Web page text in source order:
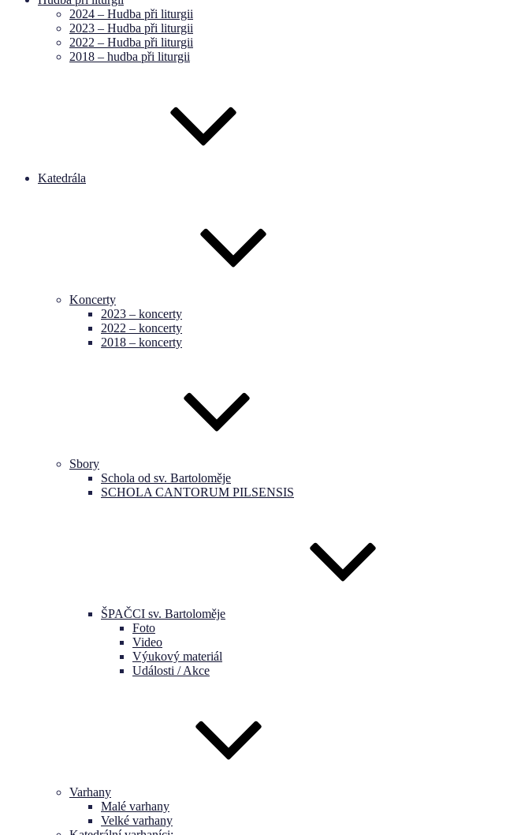
2024 – Hudba při liturgii
2023 – Hudba při liturgii
2022 – Hudba při liturgii
2018 – hudba při liturgii
Katedrála
Koncerty
2023 – koncerty
2022 – koncerty
2018 – koncerty
Sbory
Schola od sv. Bartoloměje
SCHOLA CANTORUM PILSENSIS
ŠPAČCI sv. Bartoloměje
Foto
Video
Výukový materiál
Události / Akce
Varhany
Malé varhany
Velké varhany